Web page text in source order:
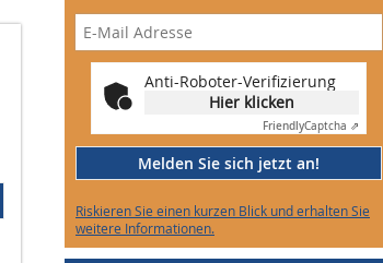
Anti-Roboter-Verifizierung
Hier klicken
FriendlyCaptcha ⇗
Melden Sie sich jetzt an!
Riskieren Sie einen kurzen Blick und erhalten Sie
weitere Informationen.